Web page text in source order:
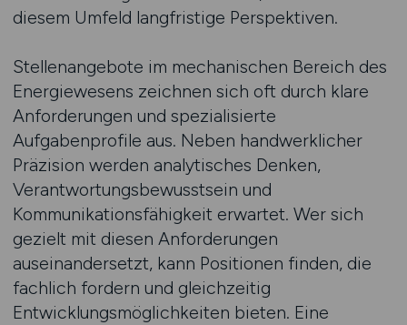
diesem Umfeld langfristige Perspektiven.
Stellenangebote im mechanischen Bereich des
Energiewesens zeichnen sich oft durch klare
Anforderungen und spezialisierte
Aufgabenprofile aus. Neben handwerklicher
Präzision werden analytisches Denken,
Verantwortungsbewusstsein und
Kommunikationsfähigkeit erwartet. Wer sich
gezielt mit diesen Anforderungen
auseinandersetzt, kann Positionen finden, die
fachlich fordern und gleichzeitig
Entwicklungsmöglichkeiten bieten. Eine